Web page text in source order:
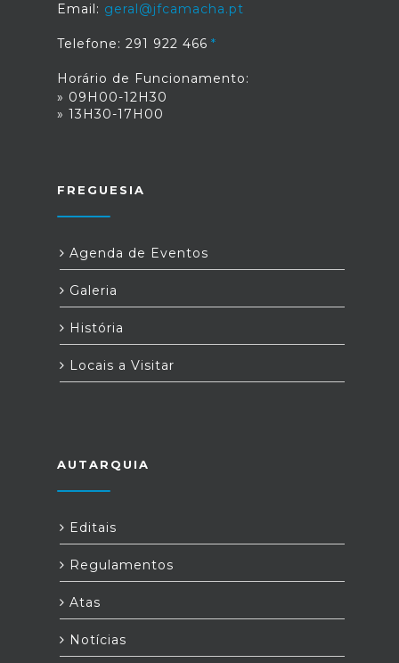
Email: geral@jfcamacha.pt
Telefone: 291 922 466
Horário de Funcionamento:
» 09H00-12H30
» 13H30-17H00
FREGUESIA
Agenda de Eventos
Galeria
História
Locais a Visitar
AUTARQUIA
Editais
Regulamentos
Atas
Notícias